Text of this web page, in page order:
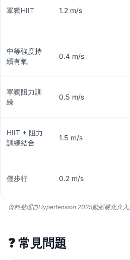
單獨HIIT 1.2 m/s
中等強度持
續有氧
0.4 m/s
單獨阻力訓
練
0.5 m/s
HIIT + 阻力
訓練結合
1.5 m/s
僅步行 0.2 m/s
資料整理自Hypertension 2025動脈硬化介入
❓ 常見問題